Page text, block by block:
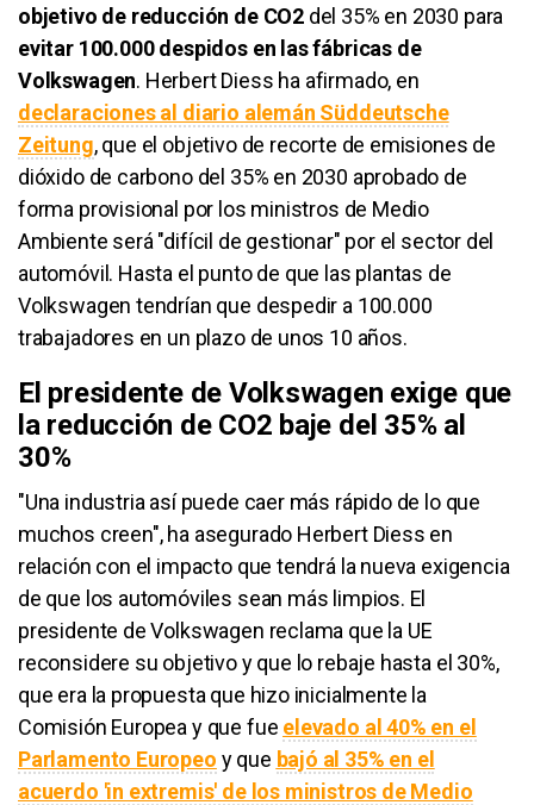
objetivo de reducción de CO2del 35% en 2030 para
evitar 100.000despidos en las fábricas de
Volkswagen. Herbert Diess ha afirmado, en
declaraciones al diario alemán Süddeutsche
Zeitung, que el objetivo de recorte de emisiones de
dióxido de carbono del 35% en 2030 aprobado de
forma provisional por los ministros de Medio
Ambiente será "difícil de gestionar" por el sector del
automóvil. Hasta el punto de que las plantas de
Volkswagen tendrían que despedir a 100.000
trabajadores en un plazo de unos 10 años.
El presidente de Volkswagen exige que
la reducción de CO2 baje del 35% al
30%
"Una industria así puede caer más rápido de lo que
muchos creen", ha asegurado Herbert Diess en
relación con el impacto que tendrá la nueva exigencia
de que los automóviles sean más limpios. El
presidente deVolkswagen reclama que la UE
reconsidere su objetivo y que lo rebaje hasta el 30%,
que era la propuesta que hizo inicialmente la
Comisión Europea y que fue elevado al 40% en el
Parlamento Europeo y que bajó al 35% en el
acuerdo 'in extremis' de los ministros de Medio